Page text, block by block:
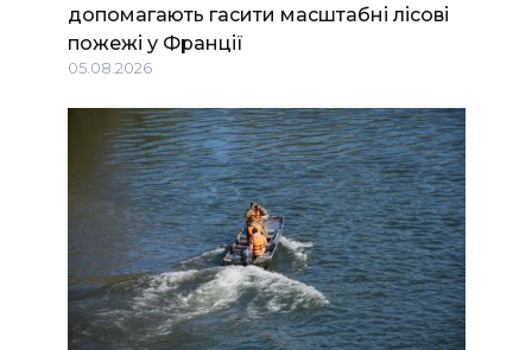
допомагають гасити масштабні лісові
пожежі у Франції
05.08.2026